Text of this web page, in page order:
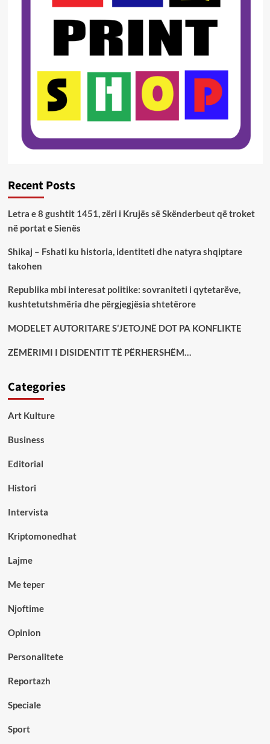
Recent Posts
Letra e 8 gushtit 1451, zëri i Krujës së Skënderbeut që troket
në portat e Sienës
Shikaj – Fshati ku historia, identiteti dhe natyra shqiptare
takohen
Republika mbi interesat politike: sovraniteti i qytetarëve,
kushtetutshmëria dhe përgjegjësia shtetërore
MODELET AUTORITARE S’JETOJNË DOT PA KONFLIKTE
ZËMËRIMI I DISIDENTIT TË PËRHERSHËM…
Categories
Art Kulture
Business
Editorial
Histori
Intervista
Kriptomonedhat
Lajme
Me teper
Njoftime
Opinion
Personalitete
Reportazh
Speciale
Sport